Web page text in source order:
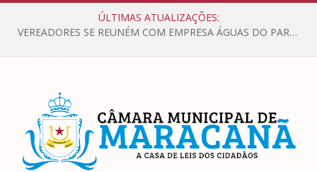
ÚLTIMAS ATUALIZAÇÕES:
VEREADORES SE REUNÉM COM EMPRESA ÁGUAS DO PARÁ, PARA APRESENTAR REIVINDICAÇÕES E MELHORIAS NA QUALIDADE DOS SERVIÇOS OFERECIDOS Á POPULAÇÃO.